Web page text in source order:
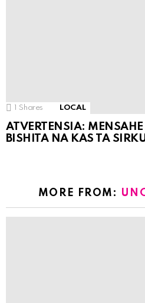
Shares LOCAL
ATVERTENSIA:
BISHITA NA KAS TA
MORE FROM: